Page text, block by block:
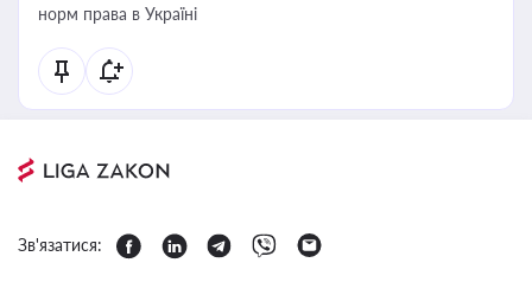
норм права в Україні
Зв'язатися: